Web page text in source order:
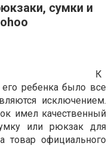
сумки и
К
ребенка было все
исключением.
имел качественный
или рюкзак для
товар официального